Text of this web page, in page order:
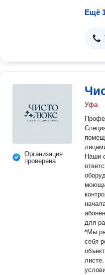
Ещё
Организация
проверена
Уфа
Наши
для
*Мы
себя